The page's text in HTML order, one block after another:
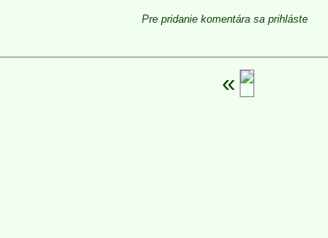
Pre pridanie komentára sa prihláste